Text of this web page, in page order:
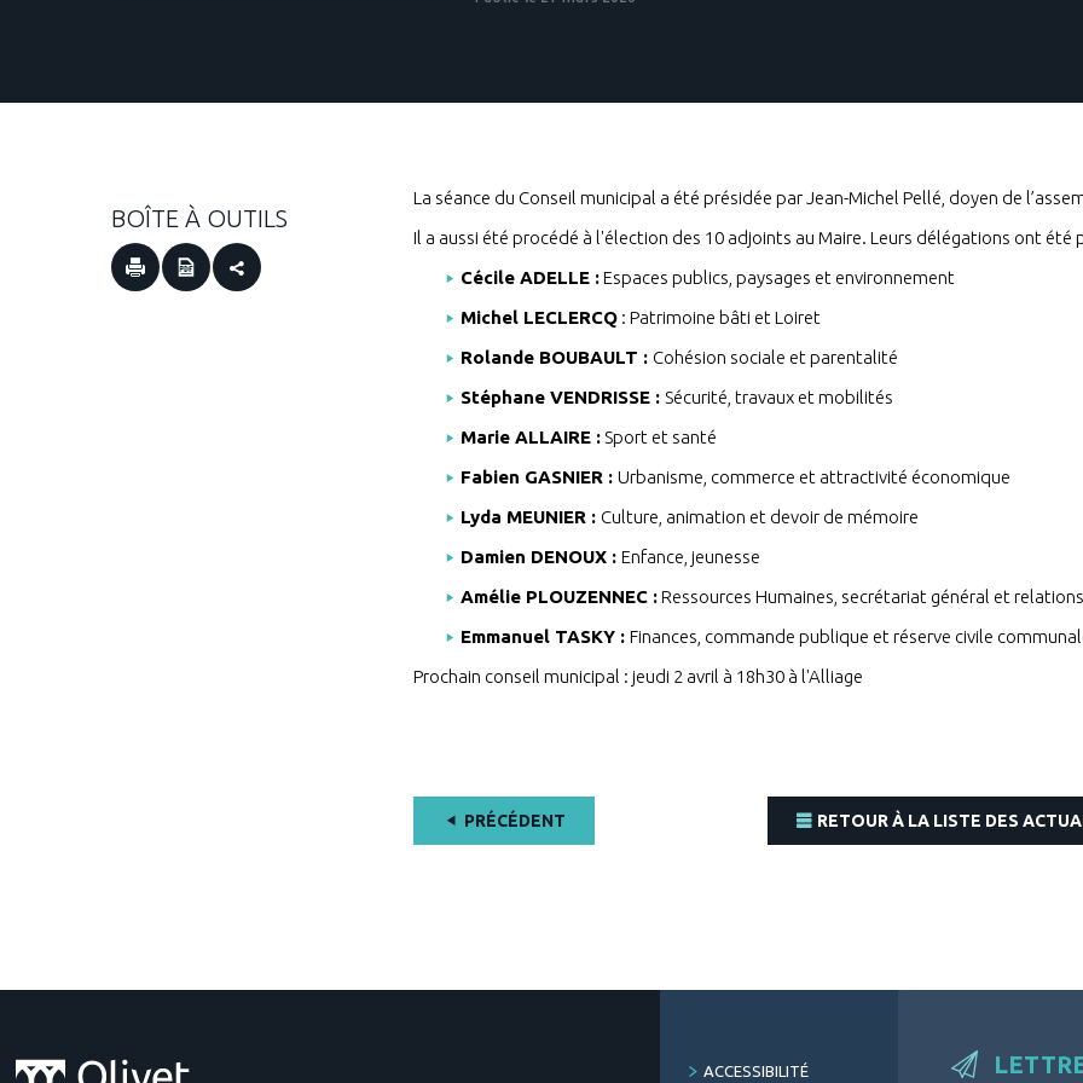
BOÎTE À OUTILS
La séance du Conseil municipal a été présidée par Jean-Michel Pellé, doyen de
Il a aussi été procédé à l'élection des 10 adjoints au Maire. Leurs délégations ont été
Cécile ADELLE :Espaces publics, paysages et environnement
Michel LECLERCQ : Patrimoine bâti et Loiret
Rolande BOUBAULT : Cohésion sociale et parentalité
Stéphane VENDRISSE : Sécurité, travaux et mobilités
Marie ALLAIRE : Sport et santé
Fabien GASNIER : Urbanisme, commerce et attractivité économique
Lyda MEUNIER : Culture, animation et devoir de mémoire
Damien DENOUX : Enfance, jeunesse
Amélie PLOUZENNEC :Ressources Humaines, secrétariat général et
Emmanuel TASKY : Finances, commande publique et réserve civile
Prochain conseil municipal : jeudi 2 avril à 18h30 à l'Alliage
PRÉCÉDENT RETOUR À LA LISTE DES
FOOTER
ACCESSIBILITÉ